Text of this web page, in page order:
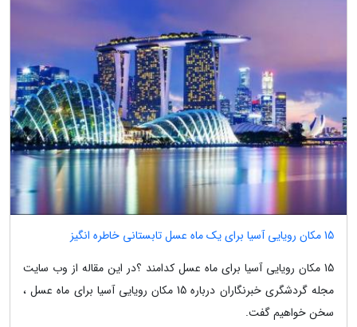
15 مکان رویایی آسیا برای یک ماه عسل تابستانی خاطره انگیز
15 مکان رویایی آسیا برای ماه عسل کدامند ؟در این مقاله از وب سایت
مجله گردشگری خبرنگاران درباره 15 مکان رویایی آسیا برای ماه عسل ،
سخن خواهیم گفت.